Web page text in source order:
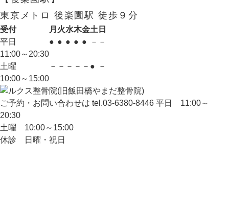
東京メトロ 後楽園駅 徒歩９分
受付 月 火水木金土 日
平日
11:00～20:30
● ● ● ● ● － －
土曜
10:00～15:00
－ － － － － ● －
ご予約・お問い合わせは tel.03-6380-8446 平日 11:00～
20:30
土曜 10:00～15:00
休診 日曜・祝日